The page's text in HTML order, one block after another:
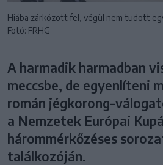
Hiába zárkózott fel, végül nem tudott
Fotó: FRHG
A harmadik harmadban
meccsbe, de egyenlíteni
román jégkorong-
a Nemzetek Európai
hárommérkőzéses
találkozóján.